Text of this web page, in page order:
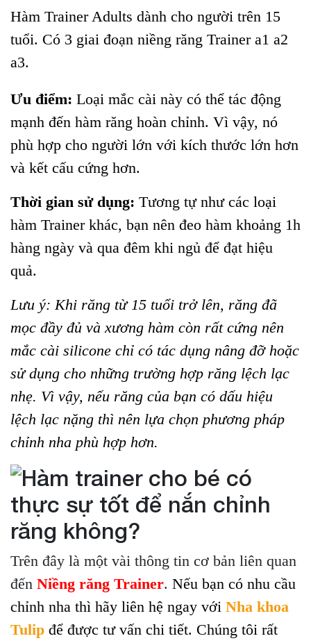
Hàm Trainer Adults dành cho người trên 15
tuổi. Có 3 giai đoạn niềng răng Trainer a1 a2
a3.
Ưu điểm: Loại mắc cài này có thể tác động
mạnh đến hàm răng hoàn chỉnh. Vì vậy, nó
phù hợp cho người lớn với kích thước lớn hơn
và kết cấu cứng hơn.
Thời gian sử dụng: Tương tự như các loại
hàm Trainer khác, bạn nên đeo hàm khoảng 1h
hàng ngày và qua đêm khi ngủ để đạt hiệu
quả.
Lưu ý: Khi răng từ 15 tuổi trở lên, răng đã
mọc đầy đủ và xương hàm còn rất cứng nên
mắc cài silicone chỉ có tác dụng nâng đỡ hoặc
sử dụng cho những trường hợp răng lệch lạc
nhẹ. Vì vậy, nếu răng của bạn có dấu hiệu
lệch lạc nặng thì nên lựa chọn phương pháp
chỉnh nha phù hợp hơn.
Trên đây là một vài thông tin cơ bản liên quan
đến Niềng răng Trainer. Nếu bạn có nhu cầu
chỉnh nha thì hãy liên hệ ngay với Nha khoa
Tulip để được tư vấn chi tiết. Chúng tôi rất